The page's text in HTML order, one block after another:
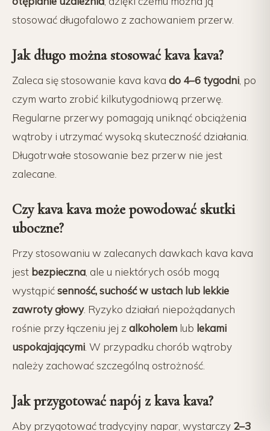
stosować długofalowo z zachowaniem przerw.
Jak długo można stosować kava kava?
Zaleca się stosowanie kava kava do 4–6 tygodni , po
czym warto zrobić kilkutygodniową przerwę.
Regularne przerwy pomagają uniknąć obciążenia
wątroby i utrzymać wysoką skuteczność działania.
Długotrwałe stosowanie bez przerw nie jest
zalecane.
Czy kava kava może powodować skutki
uboczne?
Przy stosowaniu w zalecanych dawkach kava kava
jest bezpieczna , ale u niektórych osób mogą
wystąpićsenność, suchość w ustach lub lekkie
zawroty głowy. Ryzyko działań niepożądanych
rośnie przy łączeniu jej z alkoholem lub lekami
uspokajającymi . W przypadku chorób wątroby
należy zachować szczególną ostrożność.
Jak przygotować napój z kava kava?
Aby przygotować tradycyjny napar, wystarczy 2–3